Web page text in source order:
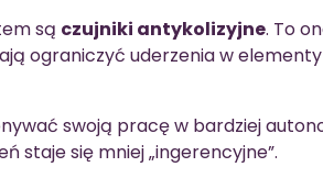
są czujniki antykolizyjne. To
ograniczyć uderzenia w
swoją pracę w bardziej
staje się mniej „ingerencyjne”.